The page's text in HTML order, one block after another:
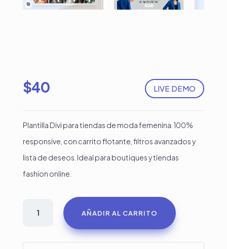
LIVE DEMO
$40
Plantilla Divi para tiendas de moda femenina. 100%
responsive, con carrito flotante, filtros avanzados y
lista de deseos. Ideal para boutiques y tiendas
fashion online.
AÑADIR AL CARRITO